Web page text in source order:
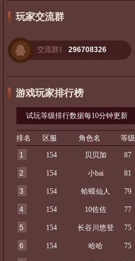
玩家交流群
交流群1 296708326
游戏玩家排行榜
试玩等级排行数据每10分钟更新
排名 区服 角色名
等级
1
154 贝贝加 87
2 154 小bai 81
3 154 蛤蟆仙人 79
4 154 10佐佐 77
5 154 长谷川悠登 75
6 154 哈哈 75